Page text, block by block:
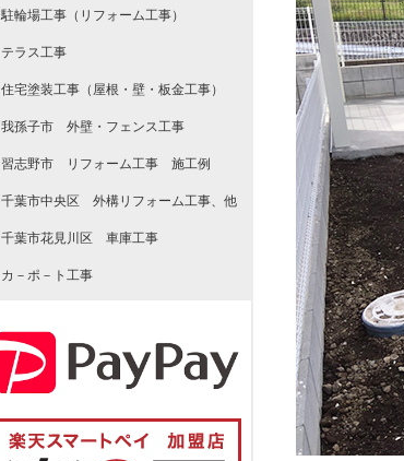
駐輪場工事（リフォーム工事）
テラス工事
住宅塗装工事（屋根・壁・板金工事）
我孫子市 外壁・フェンス工事
習志野市 リフォーム工事 施工例
千葉市中央区 外構リフォーム工事、他
千葉市花見川区 車庫工事
カ－ポ－ト工事